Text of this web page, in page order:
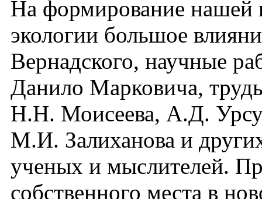
На формирование нашей
экологии большое
Вернадского, научные
Данило Марковича,
Н.Н. Моисеева, А.Д.
М.И. Залиханова и
ученых и мыслителей.
собственного места в